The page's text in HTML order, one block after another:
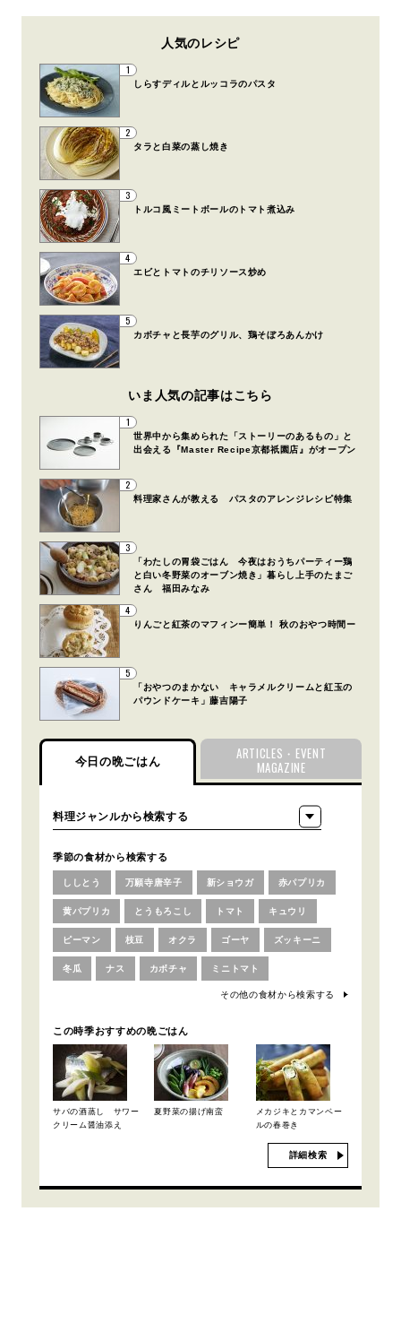
人気のレシピ
1
しらすディルとルッコラのパスタ
2
タラと白菜の蒸し焼き
3
トルコ風ミートボールのトマト煮込み
4
エビとトマトのチリソース炒め
5
カボチャと長芋のグリル、鶏そぼろあんかけ
いま人気の記事はこちら
1
世界中から集められた「ストーリーのあるもの」と
出会える『Master Recipe京都祇園店』がオープン
2
料理家さんが教える パスタのアレンジレシピ特集
3
「わたしの胃袋ごはん 今夜はおうちパーティー鶏
と白い冬野菜のオーブン焼き」暮らし上手のたまご
さん 福田みなみ
4
りんごと紅茶のマフィンー簡単！ 秋のおやつ時間ー
5
「おやつのまかない キャラメルクリームと紅玉の
パウンドケーキ」藤吉陽子
今日の晩ごはん
ARTICLES・EVENT
MAGAZINE
季節の食材から検索する
ししとう 万願寺唐辛子 新ショウガ 赤パプリカ
黄パプリカ とうもろこし トマト キュウリ
ピーマン 枝豆 オクラ ゴーヤ ズッキーニ
冬瓜 ナス カボチャ ミニトマト
その他の食材から検索する
この時季おすすめの晩ごはん
サバの酒蒸し サワー
クリーム醤油添え
夏野菜の揚げ南蛮
メカジキとカマンベー
ルの春巻き
詳細検索